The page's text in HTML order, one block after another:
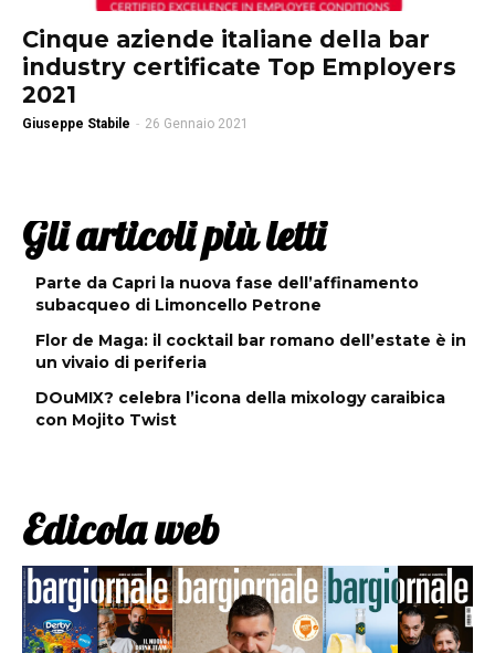
Cinque aziende italiane della bar
industry certificate Top Employers
2021
Giuseppe Stabile - 26 Gennaio 2021
Gli articoli più letti
Parte da Capri la nuova fase dell’affinamento
subacqueo di Limoncello Petrone
Flor de Maga: il cocktail bar romano dell’estate è in
un vivaio di periferia
DOuMIX? celebra l’icona della mixology caraibica
con Mojito Twist
Edicola web